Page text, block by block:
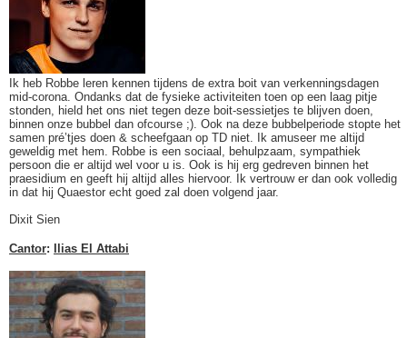
Ik heb Robbe leren kennen tijdens de extra boit van verkenningsdagen
mid-corona. Ondanks dat de fysieke activiteiten toen op een laag pitje
stonden, hield het ons niet tegen deze boit-sessietjes te blijven doen,
binnen onze bubbel dan ofcourse ;). Ook na deze bubbelperiode stopte het
samen pré’tjes doen & scheefgaan op TD niet. Ik amuseer me altijd
geweldig met hem. Robbe is een sociaal, behulpzaam, sympathiek
persoon die er altijd wel voor u is. Ook is hij erg gedreven binnen het
praesidium en geeft hij altijd alles hiervoor. Ik vertrouw er dan ook volledig
in dat hij Quaestor echt goed zal doen volgend jaar.
Dixit Sien
Cantor: Ilias El Attabi